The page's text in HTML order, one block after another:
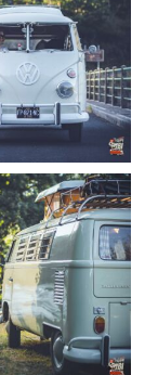
Août 10
177
0
Août 10
108
0